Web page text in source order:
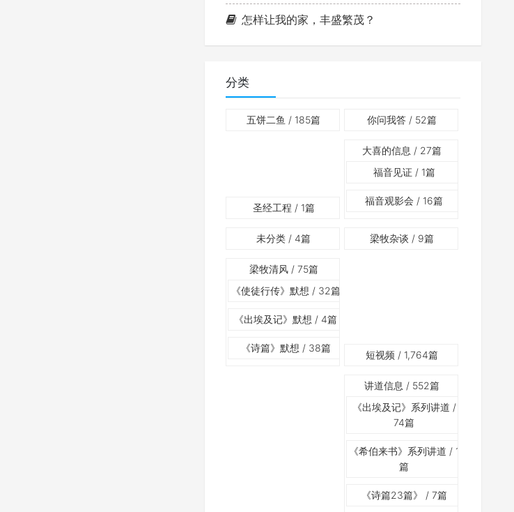
怎样让我的家，丰盛繁茂？
分类
五饼二鱼 / 185篇 你问我答 / 52篇
圣经工程 / 1篇
大喜的信息 / 27篇
福音见证 / 1篇
福音观影会 / 16篇
未分类 / 4篇 梁牧杂谈 / 9篇
梁牧清风/ 75篇
《使徒行传》默想 / 32篇
《出埃及记》默想 / 4篇
《诗篇》默想 / 38篇
短视频 / 1,764篇
讲道信息 / 552篇
《出埃及记》系列讲道 /
74篇
《希伯来书》系列讲道 / 1
篇
《诗篇23篇》 / 7篇